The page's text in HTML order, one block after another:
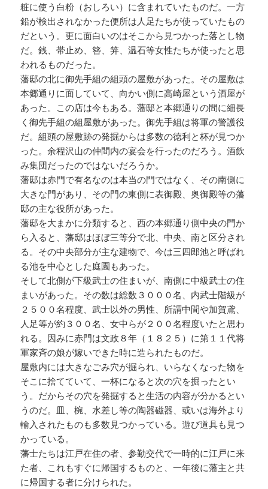
粧に使う白粉（おしろい）に含まれていたものだ。一方
鉛が検出されなかった便所は人足たちが使っていたもの
だという。更に面白いのはそこから見つかった落とし物
だ。銭、帯止め、簪、笄、温石等女性たちが使ったと思
われるものだった。
藩邸の北に御先手組の組頭の屋敷があった。その屋敷は
本郷通りに面していて、向かい側に高崎屋という酒屋が
あった。この店は今もある。藩邸と本郷通りの間に細長
く御先手組の組屋敷があった。御先手組は将軍の警護役
だ。組頭の屋敷跡の発掘からは多数の徳利と杯が見つか
った。余程沢山の仲間内の宴会を行ったのだろう。酒飲
み集団だったのではないだろうか。
藩邸は赤門で有名なのは本当の門ではなく、その南側に
大きな門があり、その門の東側に表御殿、奥御殿等の藩
邸の主な役所があった。
藩邸を大まかに分類すると、西の本郷通り側中央の門か
ら入ると、藩邸はほぼ三等分で北、中央、南と区分され
る。その中央部分が主な建物で、今は三四郎池と呼ばれ
る池を中心とした庭園もあった。
そして北側が下級武士の住まいが、南側に中級武士の住
まいがあった。その数は総数３０００名、内武士階級が
２５００名程度、武士以外の男性、所謂中間や加賀鳶、
人足等が約３００名、女中らが２００名程度いたと思わ
れる。因みに赤門は文政８年（１８２５）に第１１代将
軍家斉の娘が嫁いできた時に造られたものだ。
屋敷内には大きなごみ穴が掘られ、いらなくなった物を
そこに捨てていて、一杯になると次の穴を掘ったとい
う。だからその穴を発掘すると生活の内容が分かるとい
うのだ。皿、椀、水差し等の陶器磁器、或いは海外より
輸入されたものも多数見つかっている。遊び道具も見つ
かっている。
藩士たちは江戸在住の者、参勤交代で一時的に江戸に来
た者、これもすぐに帰国するものと、一年後に藩主と共
に帰国する者に分けられた。